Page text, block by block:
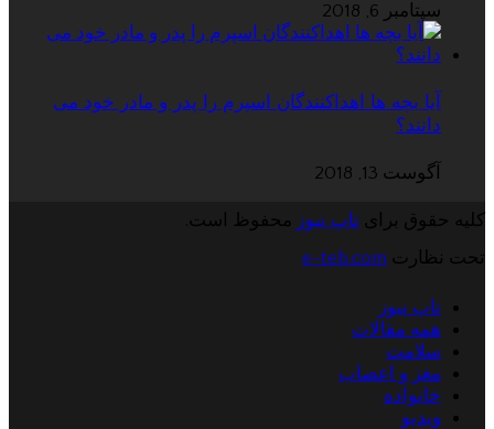
سپتامبر 6, 2018
آیا بچه ها اهداکنندگان اسپرم را پدر و مادر خود می
دانند؟
آگوست 13, 2018
کلیه حقوق برای تاپ نیوز
محفوظ است.
تحت نظارت e-teb.com
تاپ نیوز
همه مقالات
سلامت
مغز و اعصاب
خانواده
ویدیو